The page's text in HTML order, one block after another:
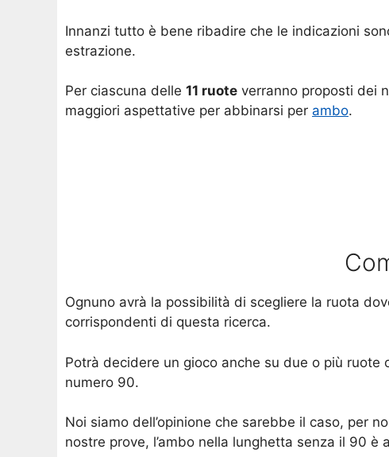
Innanzi tutto è bene ribadire che le indicazioni
estrazione.
Per ciascuna delle 11 ruote verranno proposti dei
maggiori aspettative per abbinarsi per ambo.
Ognuno avrà la possibilità di scegliere la ruota
corrispondenti di questa ricerca.
Potrà decidere un gioco anche su due o più
numero 90.
Noi siamo dell’opinione che sarebbe il caso, per
nostre prove, l’ambo nella lunghetta senza il 90 è